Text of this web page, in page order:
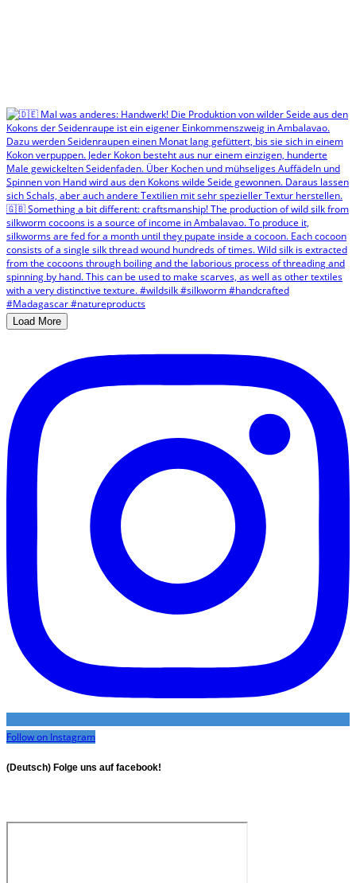
Load More
Follow on Instagram
(Deutsch) Folge uns auf facebook!